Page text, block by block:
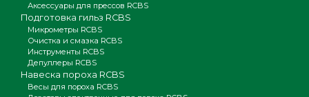
Аксессуары для прессов RCBS
Подготовка гильз RCBS
Микрометры RCBS
Очистка и смазка RCBS
Инструменты RCBS
Депуллеры RCBS
Навеска пороха RCBS
Весы для пороха RCBS